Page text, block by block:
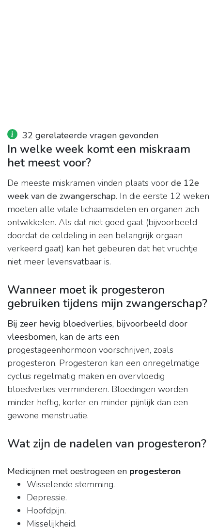
32 gerelateerde vragen gevonden
In welke week komt een miskraam
het meest voor?
De meeste miskramen vinden plaats voor de 12e
week van de zwangerschap. In die eerste 12 weken
moeten alle vitale lichaamsdelen en organen zich
ontwikkelen. Als dat niet goed gaat (bijvoorbeeld
doordat de celdeling in een belangrijk orgaan
verkeerd gaat) kan het gebeuren dat het vruchtje
niet meer levensvatbaar is.
Wanneer moet ik progesteron
gebruiken tijdens mijn zwangerschap?
Bij zeer hevig bloedverlies, bijvoorbeeld door
vleesbomen, kan de arts een
progestageenhormoon voorschrijven, zoals
progesteron. Progesteron kan een onregelmatige
cyclus regelmatig maken en overvloedig
bloedverlies verminderen. Bloedingen worden
minder heftig, korter en minder pijnlijk dan een
gewone menstruatie.
Wat zijn de nadelen van progesteron?
Medicijnen met oestrogeen en progesteron
Wisselende stemming.
Depressie.
Hoofdpijn.
Misselijkheid.